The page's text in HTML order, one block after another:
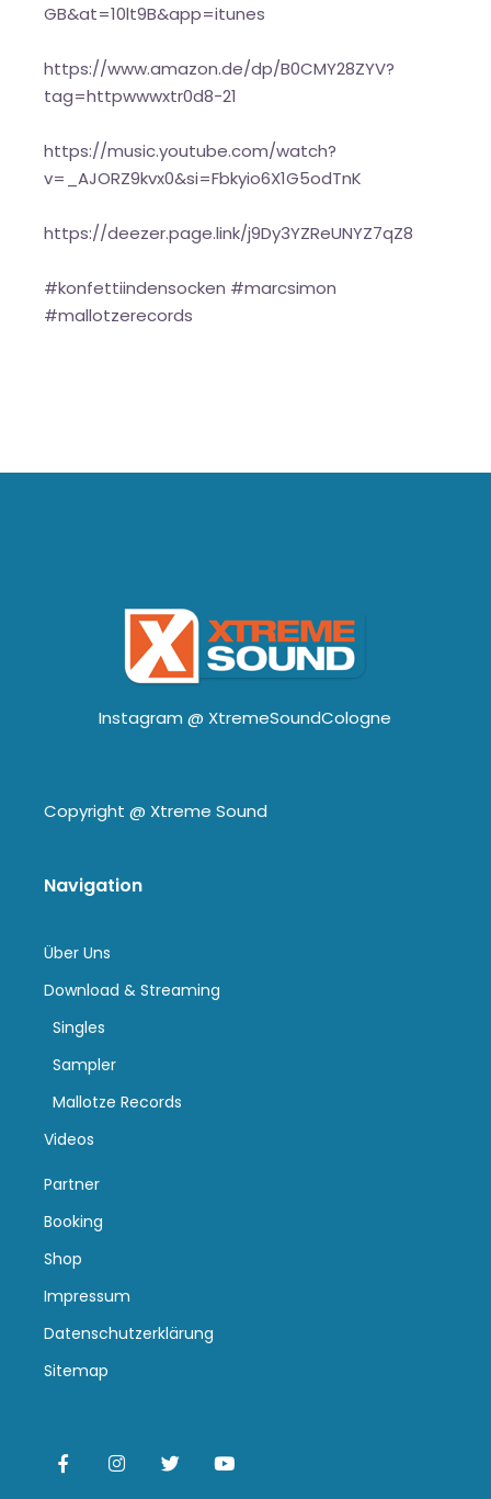
GB&at=10lt9B&app=itunes
https://www.amazon.de/dp/B0CMY28ZYV?
tag=httpwwwxtr0d8-21
https://music.youtube.com/watch?
v=_AJORZ9kvx0&si=Fbkyio6X1G5odTnK
https://deezer.page.link/j9Dy3YZReUNYZ7qZ8
#konfettiindensocken #marcsimon
#mallotzerecords
Instagram @ XtremeSoundCologne
Copyright @ Xtreme Sound
Navigation
Über Uns
Download & Streaming
Singles
Sampler
Mallotze Records
Videos
Partner
Booking
Shop
Impressum
Datenschutzerklärung
Sitemap